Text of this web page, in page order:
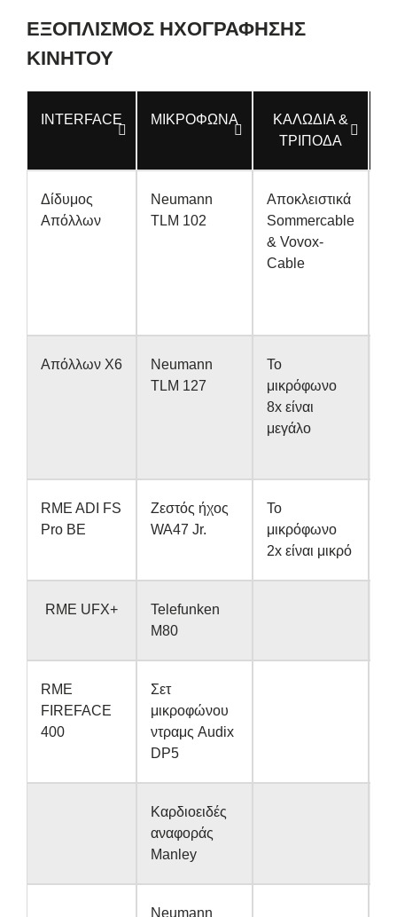
ΕΞΟΠΛΙΣΜΟΣ ΗΧΟΓΡΑΦΗΣΗΣ
ΚΙΝΗΤΟΥ
INTERFACE ΜΙΚΡΟΦΩΝΑ
ΚΑΛΩΔΙΑ &
ΤΡΙΠΟΔΑ
Δίδυμος
Απόλλων
Neumann
TLM 102
Αποκλειστικά
Sommercable
& Vovox-
Cable
Απόλλων Χ6
Neumann
TLM 127
Το
μικρόφωνο
8x είναι
μεγάλο
RME ADI FS
Pro BE
Ζεστός ήχος
WA47 Jr.
Το
μικρόφωνο
2x είναι μικρό
RME UFX+
Telefunken
M80
RME
FIREFACE
400
Σετ
μικροφώνου
ντραμς Audix
DP5
Καρδιοειδές
αναφοράς
Manley
Neumann